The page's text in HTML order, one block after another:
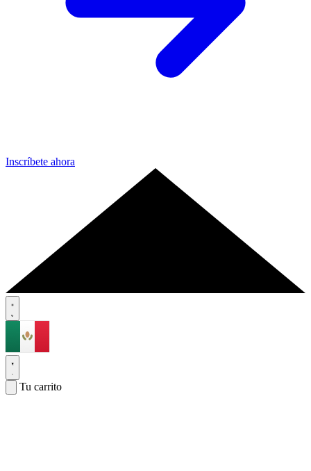
Inscríbete ahora
Tu carrito